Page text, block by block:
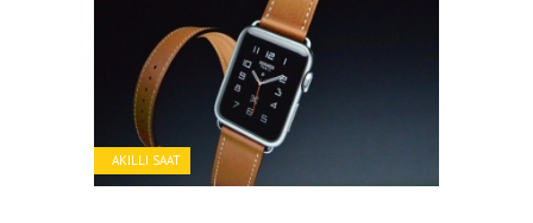
AKILLI SAAT